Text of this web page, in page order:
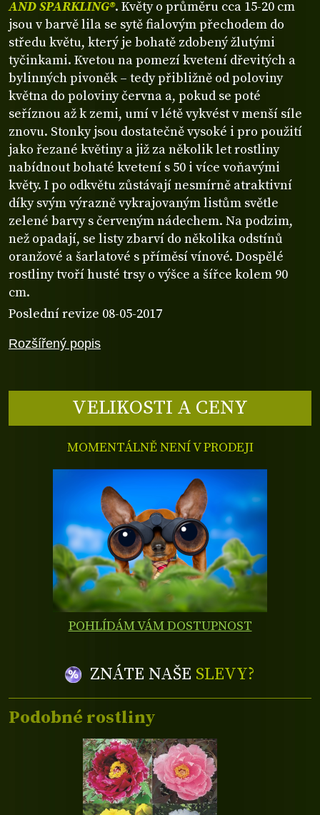
Rozšířený popis
AND SPARKLING®. Květy o průměru cca 15-20 cm
jsou v barvě lila se sytě fialovým přechodem do
středu květu, který je bohatě zdobený žlutými
tyčinkami. Kvetou na pomezí kvetení dřevitých a
bylinných pivoněk – tedy přibližně od poloviny
května do poloviny června a, pokud se poté
seříznou až k zemi, umí v létě vykvést v menší síle
znovu. Stonky jsou dostatečně vysoké i pro použití
jako řezané květiny a již za několik let rostliny
nabídnout bohaté kvetení s 50 i více voňavými
květy. I po odkvětu zůstávají nesmírně atraktivní
díky svým výrazně vykrajovaným listům světle
zelené barvy s červeným nádechem. Na podzim,
než opadají, se listy zbarví do několika odstínů
oranžové a šarlatové s příměsí vínové. Dospělé
rostliny tvoří husté trsy o výšce a šířce kolem 90
cm.
Poslední revize 08-05-2017
VELIKOSTI A CENY
MOMENTÁLNĚ NENÍ V PRODEJI
POHLÍDÁM VÁM DOSTUPNOST
ZNÁTE NAŠE SLEVY?
Podobné rostliny